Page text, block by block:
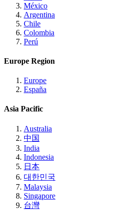
México
Argentina
Chile
Colombia
Perú
Europe Region
Europe
España
Asia Pacific
Australia
中国
India
Indonesia
日本
대한민국
Malaysia
Singapore
台灣